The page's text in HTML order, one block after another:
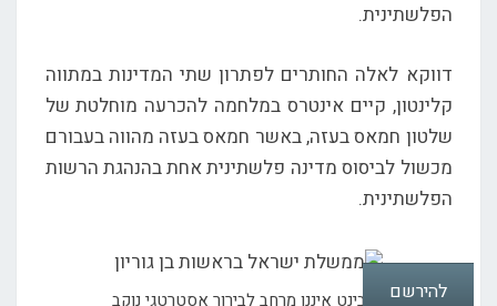
הפלשתינית.
דווקא לאלה החותרים לפתרון שתי המדינות במתווה
קלינטון, קיים אינטרס במלחמה להכרעה מוחלטת של
שלטון חמאס בעזה, באשר חמאס בעזה מהווה בעבורם
מכשול לביסוס מדינה פלשתינית אחת בהנהגת הרשות
הפלשתינית.
הקבינט איננו מרחב לבירור אסטרטגי נוקב להירשם